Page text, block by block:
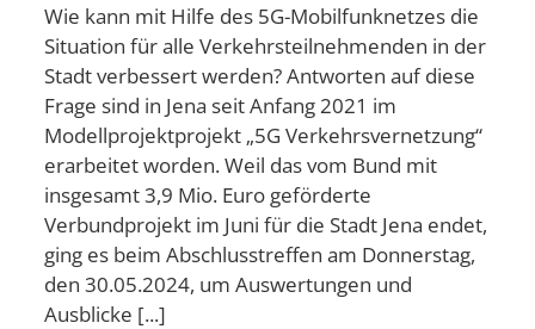
Wie kann mit Hilfe des 5G-Mobilfunknetzes die
Situation für alle Verkehrsteilnehmenden in der
Stadt verbessert werden? Antworten auf diese
Frage sind in Jena seit Anfang 2021 im
Modellprojektprojekt „5G Verkehrsvernetzung“
erarbeitet worden. Weil das vom Bund mit
insgesamt 3,9 Mio. Euro geförderte
Verbundprojekt im Juni für die Stadt Jena endet,
ging es beim Abschlusstreffen am Donnerstag,
den 30.05.2024, um Auswertungen und
Ausblicke [...]